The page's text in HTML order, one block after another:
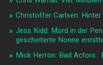
Christoffer Carlsen: Hinter
Jess Kidd: Mord in der
gescheiterte Nonne
Mick Herron: Bad Actors .